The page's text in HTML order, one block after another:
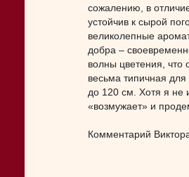
сожалению, в
устойчив к сырой
великолепные
добра –
волны цветения, что
весьма типичная для
до 120 см. Хотя я не
«возмужает» и
Комментарий